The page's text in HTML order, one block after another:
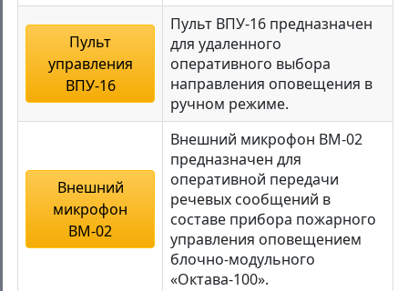
Пульт
управления
ВПУ-16
Пульт ВПУ-16 предназначен
для удаленного
оперативного выбора
направления оповещения в
ручном режиме.
Внешний
микрофон
ВМ-02
Внешний микрофон ВМ-02
предназначен для
оперативной передачи
речевых сообщений в
составе прибора пожарного
управления оповещением
блочно-модульного
«Октава-100».